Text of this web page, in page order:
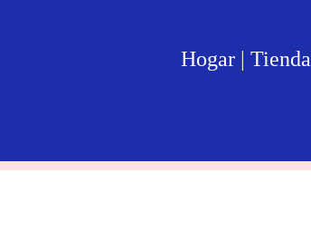
Hogar | Tienda